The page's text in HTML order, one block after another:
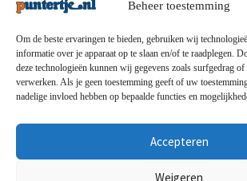
Beheer toestemming
Om de beste ervaringen te bieden, gebruiken wij
informatie over je apparaat op te slaan en/of te raadplegen.
deze technologieën kunnen wij gegevens zoals surfgedrag
verwerken. Als je geen toestemming geeft of uw
nadelige invloed hebben op bepaalde functies en
Accepteren
Weigeren
Privacybeleid-Verzending en retouren-
voorwaarden-Disclaimert-Betaalmethoden